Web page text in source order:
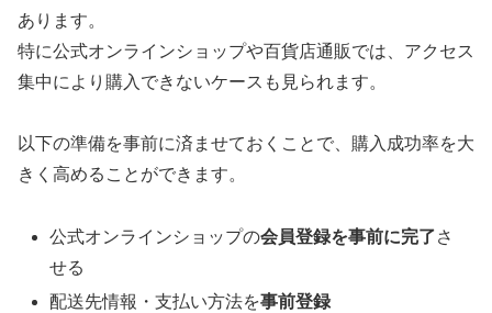
あります。
特に公式オンラインショップや百貨店通販では、アクセス
集中により購入できないケースも見られます。
以下の準備を事前に済ませておくことで、購入成功率を大
きく高めることができます。
公式オンラインショップの会員登録を事前に完了さ
せる
配送先情報・支払い方法を事前登録